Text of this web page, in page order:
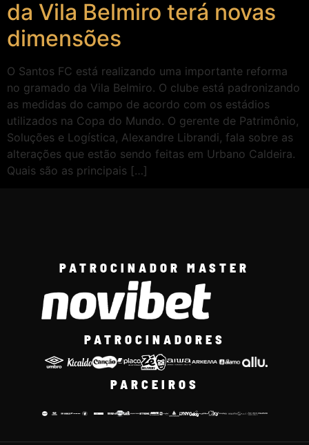
da Vila Belmiro terá novas
dimensões
O Santos FC está realizando uma importante reforma
no gramado da Vila Belmiro. O clube está padronizando
as medidas do campo de acordo com os estádios
utilizados na Copa do Mundo. O gerente de Patrimônio,
Soluções e Logística, Alexandre Librandi, fala sobre as
alterações que estão sendo feitas em Urbano Caldeira.
Quais são as principais […]
PATROCINADOR MASTER
PATROCINADORES
PARCEIROS